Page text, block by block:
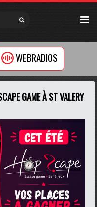
WEBRADIOS
GAME À ST VALERY